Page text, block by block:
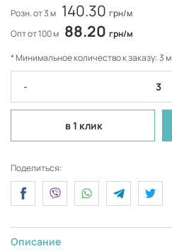
Розн. от 3 м 140.30 грн/м
Опт от 100 м 88.20 грн/м
* Минимальное количество к заказу: 3 м
-
в 1 клик
Поделиться:
Описание